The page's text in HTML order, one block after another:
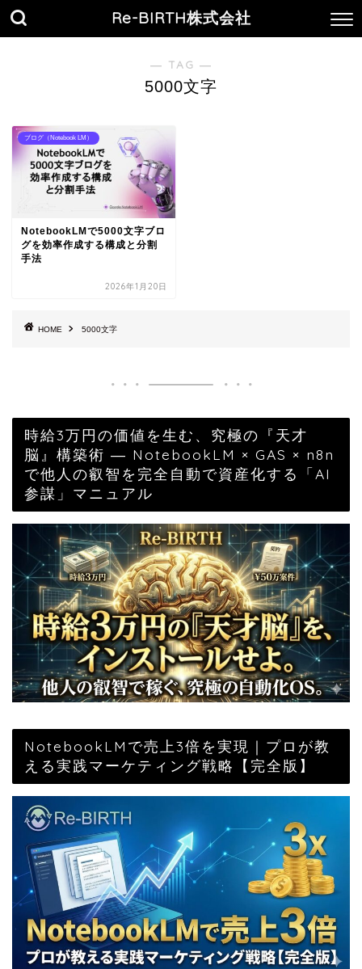
Re-BIRTH株式会社
― TAG ―
5000文字
ブログ（Notebook LM）
NotebookLMで5000文字ブロ
グを効率作成する構成と分割
手法
2026年1月20日
HOME 5000文字
時給3万円の価値を生む、究極の『天才
脳』構築術 ― NotebookLM × GAS × n8n
で他人の叡智を完全自動で資産化する「AI
参謀」マニュアル
NotebookLMで売上3倍を実現｜プロが教
える実践マーケティング戦略【完全版】